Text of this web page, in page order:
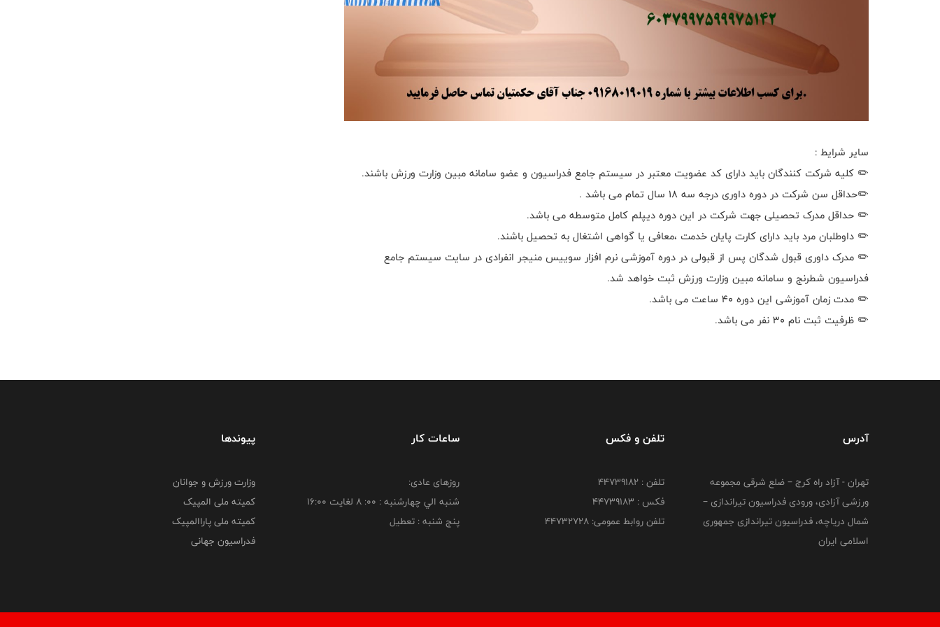
سایر شرایط :
✏️ کلیه شرکت کنندگان باید دارای کد عضویت معتبر در سیستم جامع فدراسیون و عضو سامانه مبین وزارت ورزش باشند.
✏️حداقل سن شرکت در دوره داوری درجه سه ۱۸ سال تمام می باشد .
✏️ حداقل مدرک تحصیلی جهت شرکت در این دوره دیپلم کامل متوسطه می باشد.
✏️ داوطلبان مرد باید دارای کارت پایان خدمت ،معافی یا گواهی اشتغال به تحصیل باشند.
✏️ مدرک داوری قبول شدگان پس از قبولی در دوره آموزشی نرم افزار سوییس منیجر انفرادی در سایت سیستم جامع
فدراسیون شطرنج و سامانه مبین وزارت ورزش ثبت خواهد شد.
✏️ مدت زمان آموزشی این دوره ۴۰ ساعت می باشد.
✏️ ظرفیت ثبت نام ۳۰ نفر می باشد.
آدرس
تهران - آزاد راه کرج – ضلع شرقی مجموعه
ورزشی آزادی، ورودی فدراسیون تیراندازی –
شمال دریاچه، فدراسیون تیراندازی جمهوری
اسلامی ایران
تلفن و فکس
تلفن : ۴۴۷۳۹۱۸۲
فکس : ۴۴۷۳۹۱۸3
تلفن روابط عمومی: ۴۴۷۳۲۷۲۸
ساعات کار
روزهای عادی:
شنبه الي چهارشنبه : 00: 8 لغايت 16:00
پنج شنبه : تعطیل
پیوندها
وزارت ورزش و جوانان
کمیته ملی المپیک
کمیته ملی پاراالمپیک
فدراسیون جهانی